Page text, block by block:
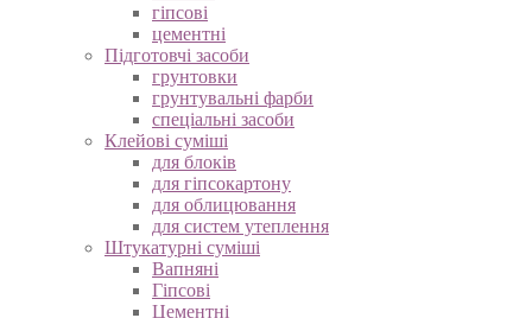
гіпсові
цементні
Підготовчі засоби
грунтовки
грунтувальні фарби
спеціальні засоби
Клейові суміші
для блоків
для гіпсокартону
для облицювання
для систем утеплення
Штукатурні суміші
Вапняні
Гіпсові
Цементні